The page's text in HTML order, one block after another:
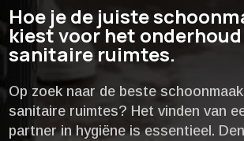
Hoe je de juiste
kiest voor het
sanitaire ruimtes.​
Op zoek naar de beste
sanitaire ruimtes? Het vinden van
partner in hygiëne is essentieel.​